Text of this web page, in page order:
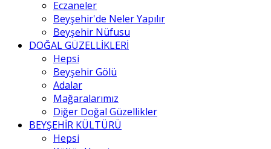
Eczaneler
Beyşehir'de Neler Yapılır
Beyşehir Nüfusu
DOĞAL GÜZELLİKLERİ
Hepsi
Beyşehir Gölü
Adalar
Mağaralarımız
Diğer Doğal Güzellikler
BEYŞEHİR KÜLTÜRÜ
Hepsi